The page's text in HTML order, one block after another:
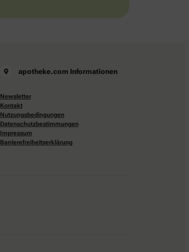
apotheke.com Informationen
Newsletter
Kontakt
Nutzungsbedingungen
Datenschutzbestimmungen
Impressum
Barrierefreiheitserklärung